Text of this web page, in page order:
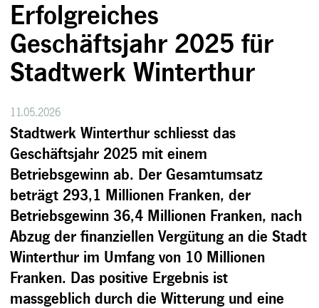
Erfolgreiches
Geschäftsjahr 2025 für
Stadtwerk Winterthur
11.05.2026
Stadtwerk Winterthur schliesst das
Geschäftsjahr 2025 mit einem
Betriebsgewinn ab. Der Gesamtumsatz
beträgt 293,1 Millionen Franken, der
Betriebsgewinn 36,4 Millionen Franken, nach
Abzug der finanziellen Vergütung an die Stadt
Winterthur im Umfang von 10 Millionen
Franken. Das positive Ergebnis ist
massgeblich durch die Witterung und eine